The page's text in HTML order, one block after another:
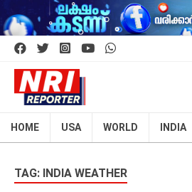
HOME USA WORLD INDIA
TAG: INDIA WEATHER